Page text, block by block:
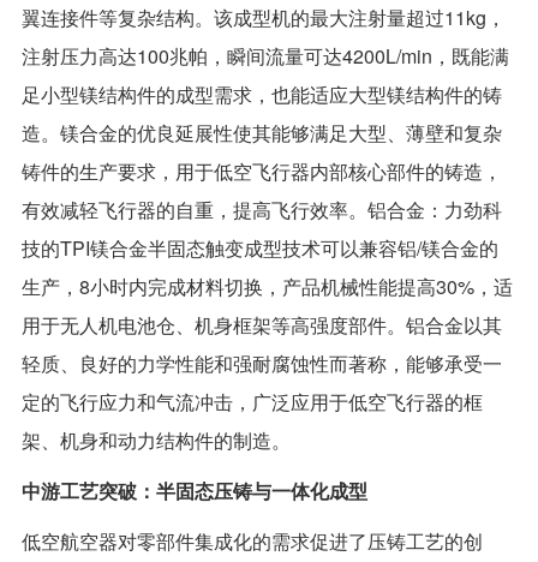
翼连接件等复杂结构。该成型机的最大注射量超过11kg，
注射压力高达100兆帕，瞬间流量可达4200L/min，既能满
足小型镁结构件的成型需求，也能适应大型镁结构件的铸
造。镁合金的优良延展性使其能够满足大型、薄壁和复杂
铸件的生产要求，用于低空飞行器内部核心部件的铸造，
有效减轻飞行器的自重，提高飞行效率。铝合金：力劲科
技的TPI镁合金半固态触变成型技术可以兼容铝/镁合金的
生产，8小时内完成材料切换，产品机械性能提高30%，适
用于无人机电池仓、机身框架等高强度部件。铝合金以其
轻质、良好的力学性能和强耐腐蚀性而著称，能够承受一
定的飞行应力和气流冲击，广泛应用于低空飞行器的框
架、机身和动力结构件的制造。
中游工艺突破：半固态压铸与一体化成型
低空航空器对零部件集成化的需求促进了压铸工艺的创